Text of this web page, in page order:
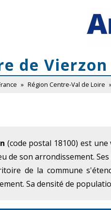
de Vierzon
» Région Centre-Val de Loire
(code postal 18100) est
de son arrondissement.
de la commune
Sa densité de